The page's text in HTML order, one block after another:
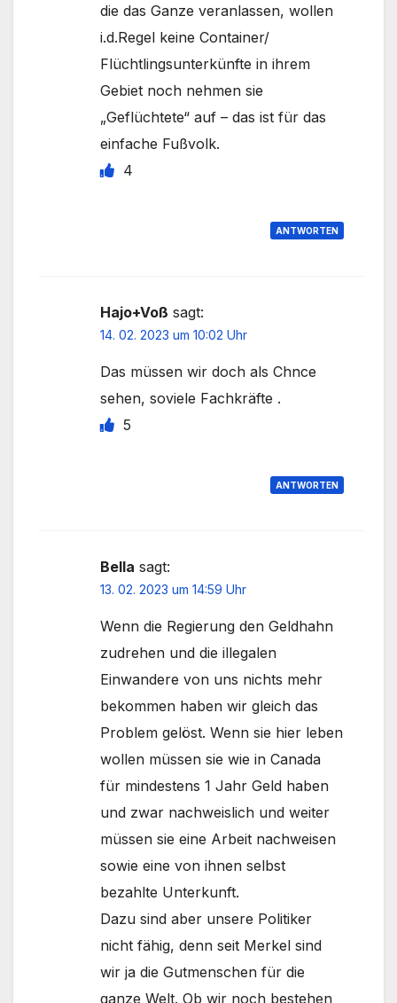
die das Ganze veranlassen, wollen
i.d.Regel keine Container/
Flüchtlingsunterkünfte in ihrem
Gebiet noch nehmen sie
„Geflüchtete“ auf – das ist für das
einfache Fußvolk.
4
ANTWORTEN
Hajo+Voß sagt:
14. 02. 2023 um 10:02 Uhr
Das müssen wir doch als Chnce
sehen, soviele Fachkräfte .
5
ANTWORTEN
Bella sagt:
13. 02. 2023 um 14:59 Uhr
Wenn die Regierung den Geldhahn
zudrehen und die illegalen
Einwandere von uns nichts mehr
bekommen haben wir gleich das
Problem gelöst. Wenn sie hier leben
wollen müssen sie wie in Canada
für mindestens 1 Jahr Geld haben
und zwar nachweislich und weiter
müssen sie eine Arbeit nachweisen
sowie eine von ihnen selbst
bezahlte Unterkunft.
Dazu sind aber unsere Politiker
nicht fähig, denn seit Merkel sind
wir ja die Gutmenschen für die
ganze Welt. Ob wir noch bestehen